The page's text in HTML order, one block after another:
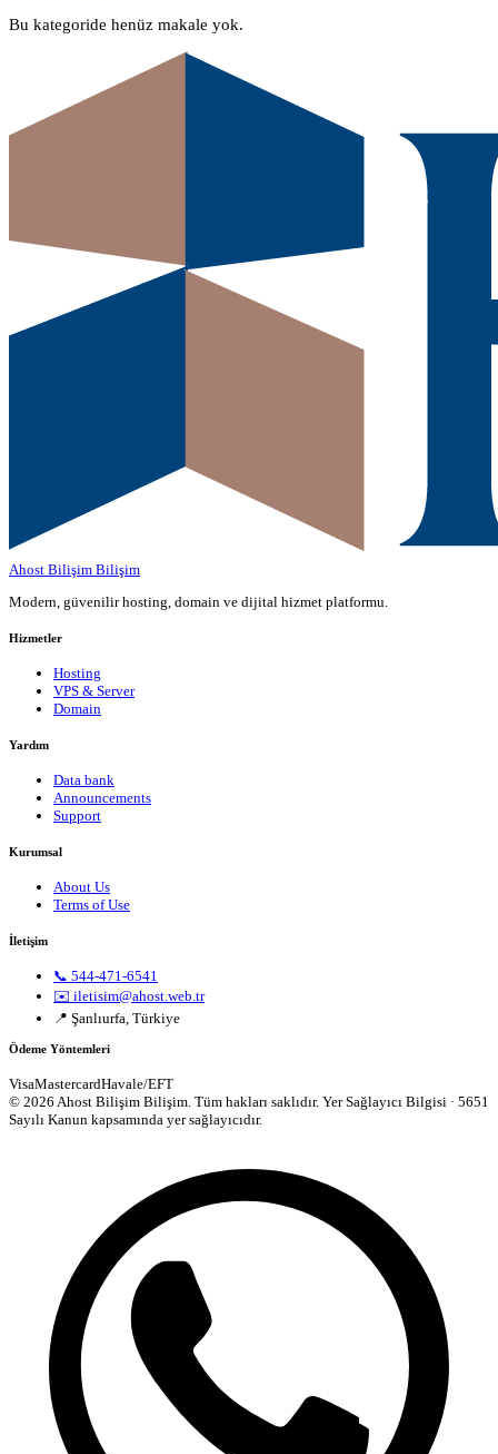
Bu kategoride henüz makale yok.
Ahost Bilişim Bilişim
Modern, güvenilir hosting, domain ve dijital hizmet platformu.
Hizmetler
Hosting
VPS & Server
Domain
Yardım
Data bank
Announcements
Support
Kurumsal
About Us
Terms of Use
İletişim
📞 544-471-6541
✉️ iletisim@ahost.web.tr
📍 Şanlıurfa, Türkiye
Ödeme Yöntemleri
VisaMastercardHavale/EFT
© 2026 Ahost Bilişim Bilişim. Tüm hakları saklıdır. Yer Sağlayıcı Bilgisi · 5651
Sayılı Kanun kapsamında yer sağlayıcıdır.